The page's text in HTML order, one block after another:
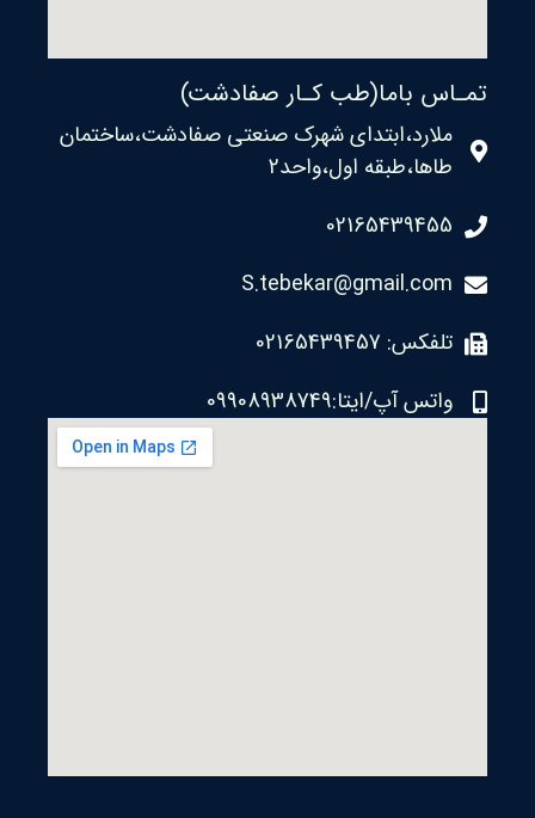
تمـاس باما(طب کـار صفادشت)
ملارد،ابتدای شهرک صنعتی صفادشت،ساختمان
طاها،طبقه اول،واحد2
02165439455
S.tebekar@gmail.com
تلفکس: 02165439457
واتس آپ/ایتا:09908938749